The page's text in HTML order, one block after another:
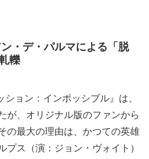
・デ・パルマによる「脱
轢
ョン：インポッシブル』は、
が、オリジナル版のファンから
の最大の理由は、かつての英雄
プス（演：ジョン・ヴォイト）